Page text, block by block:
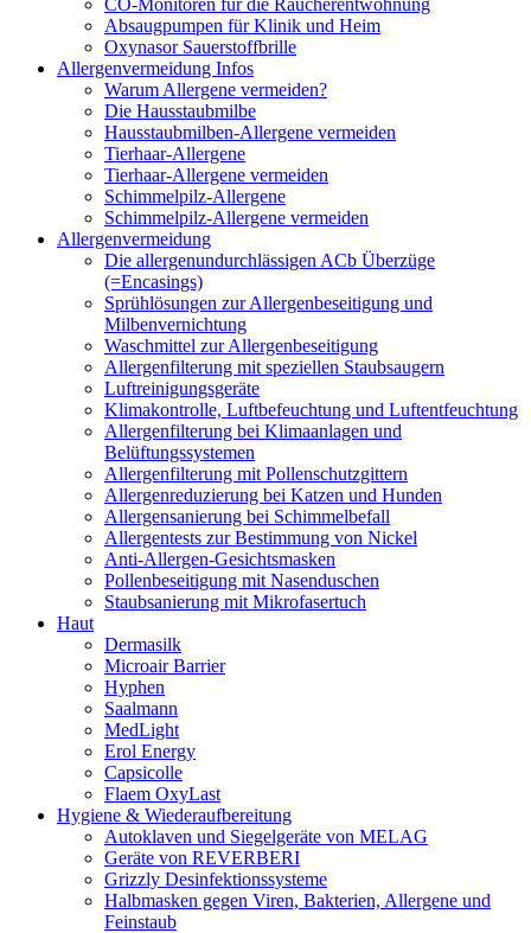
CO-Monitoren für die Raucherentwöhnung
Absaugpumpen für Klinik und Heim
Oxynasor Sauerstoffbrille
Allergenvermeidung Infos
Warum Allergene vermeiden?
Die Hausstaubmilbe
Hausstaubmilben-Allergene vermeiden
Tierhaar-Allergene
Tierhaar-Allergene vermeiden
Schimmelpilz-Allergene
Schimmelpilz-Allergene vermeiden
Allergenvermeidung
Die allergenundurchlässigen ACb Überzüge
(=Encasings)
Sprühlösungen zur Allergenbeseitigung und
Milbenvernichtung
Waschmittel zur Allergenbeseitigung
Allergenfilterung mit speziellen Staubsaugern
Luftreinigungsgeräte
Klimakontrolle, Luftbefeuchtung und Luftentfeuchtung
Allergenfilterung bei Klimaanlagen und
Belüftungssystemen
Allergenfilterung mit Pollenschutzgittern
Allergenreduzierung bei Katzen und Hunden
Allergensanierung bei Schimmelbefall
Allergentests zur Bestimmung von Nickel
Anti-Allergen-Gesichtsmasken
Pollenbeseitigung mit Nasenduschen
Staubsanierung mit Mikrofasertuch
Haut
Dermasilk
Microair Barrier
Hyphen
Saalmann
MedLight
Erol Energy
Capsicolle
Flaem OxyLast
Hygiene & Wiederaufbereitung
Autoklaven und Siegelgeräte von MELAG
Geräte von REVERBERI
Grizzly Desinfektionssysteme
Halbmasken gegen Viren, Bakterien, Allergene und
Feinstaub